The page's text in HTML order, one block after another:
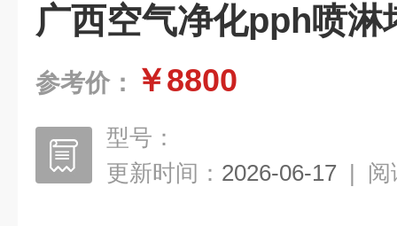
广西空气净化pph喷淋
参考价： ￥8800
型号：
更新时间： 2026-06-17 | 阅